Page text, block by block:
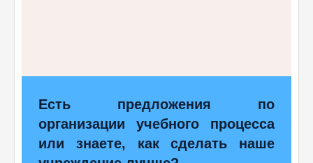
Есть предложения по
организации учебного процесса
или знаете, как сделать наше